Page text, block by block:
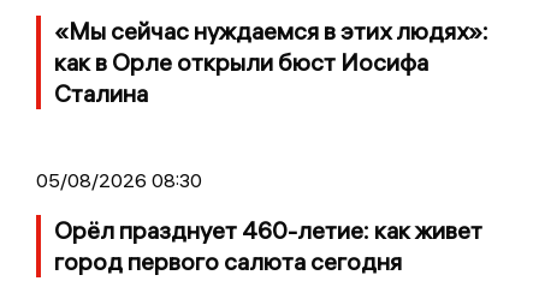
«Мы сейчас нуждаемся в этих людях»:
как в Орле открыли бюст Иосифа
Сталина
05/08/2026 08:30
Орёл празднует 460-летие: как живет
город первого салюта сегодня